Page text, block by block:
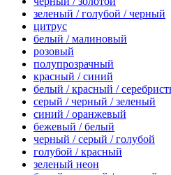
зеленый / голубой / черный
цитрус
белый / малиновый
розовый
полупрозрачный
красный / синий
белый / красный /
серый / черный / зеленый
синий / оранжевый
бежевый / белый
черный / серый / голубой
голубой / красный
зеленый неон